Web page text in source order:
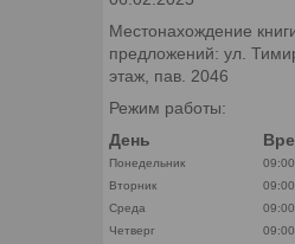
Местонахождение
предложений: ул.
этаж, пав. 2046
Режим работы:
День
Понедельник
Вторник
Среда
Четверг